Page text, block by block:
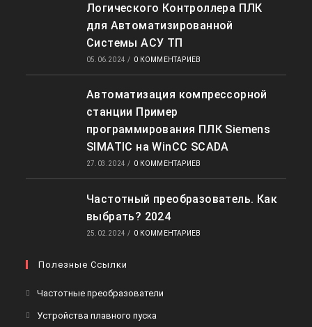
Логического Контроллера ПЛК
для Автоматизированной
Системы АСУ ТП
05.06.2024 / 0 КОММЕНТАРИЕВ
Автоматизация компрессорной
станции Пример
программирования ПЛК Siemens
SIMATIC на WinCC SCADA
27.03.2024 / 0 КОММЕНТАРИЕВ
Частотный преобразователь. Как
выбрать? 2024
25.02.2024 / 0 КОММЕНТАРИЕВ
Полезные Ссылки
Частотные преобразователи
Устройства плавного пуска